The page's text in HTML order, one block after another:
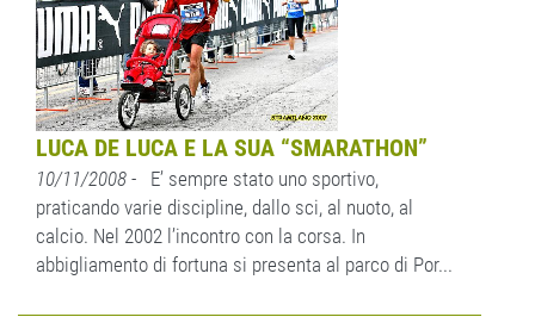
LUCA DE LUCA E LA SUA “SMARATHON”
10/11/2008 - E’ sempre stato uno sportivo,
praticando varie discipline, dallo sci, al nuoto, al
calcio. Nel 2002 l’incontro con la corsa. In
abbigliamento di fortuna si presenta al parco di Por...